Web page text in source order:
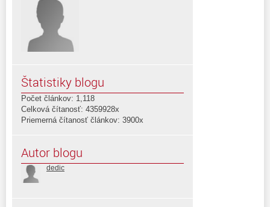
Štatistiky blogu
Počet článkov: 1,118
Celková čítanosť: 4359928x
Priemerná čítanosť článkov: 3900x
Autor blogu
dedic